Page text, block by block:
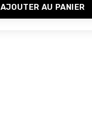
AJOUTER AU PANIER